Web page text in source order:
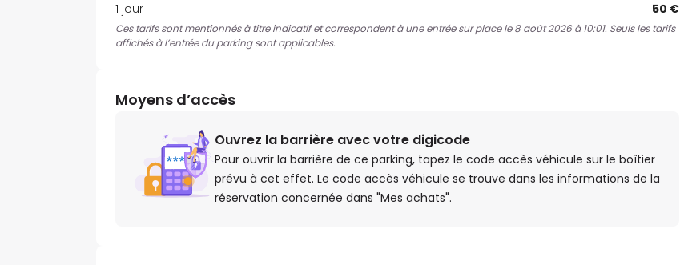
1 jour 50 €
Ces tarifs sont mentionnés à titre indicatif et correspondent à une entrée sur place le 8 août 2026 à 10:01. Seuls les tarifs
affichés à l’entrée du parking sont applicables.
Moyens d’accès
Ouvrez la barrière avec votre digicode
Pour ouvrir la barrière de ce parking, tapez le code accès véhicule sur le boîtier
prévu à cet effet. Le code accès véhicule se trouve dans les informations de la
réservation concernée dans "Mes achats".